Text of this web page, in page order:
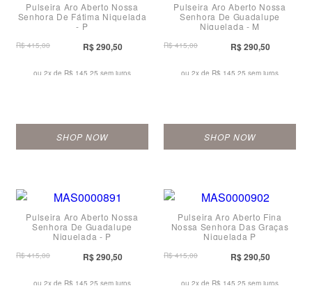
Pulseira Aro Aberto Nossa
Senhora De Fátima Niquelada
- P
R$ 415,00 R$ 290,50
ou 2x de R$ 145,25 sem juros
SHOP NOW
Pulseira Aro Aberto Nossa
Senhora De Guadalupe
Niquelada - M
R$ 415,00 R$ 290,50
ou 2x de R$ 145,25 sem juros
SHOP NOW
Pulseira Aro Aberto Nossa
Senhora De Guadalupe
Niquelada - P
R$ 415,00 R$ 290,50
ou 2x de R$ 145,25 sem juros
Pulseira Aro Aberto Fina
Nossa Senhora Das Graças
Niquelada P
R$ 415,00 R$ 290,50
ou 2x de R$ 145,25 sem juros